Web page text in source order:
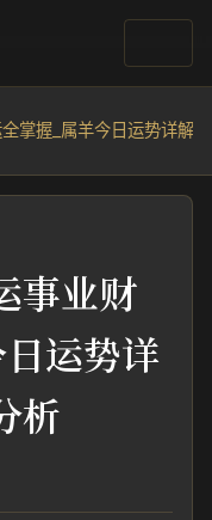
掌握_属羊今日运势详解
事业财
运势详
析